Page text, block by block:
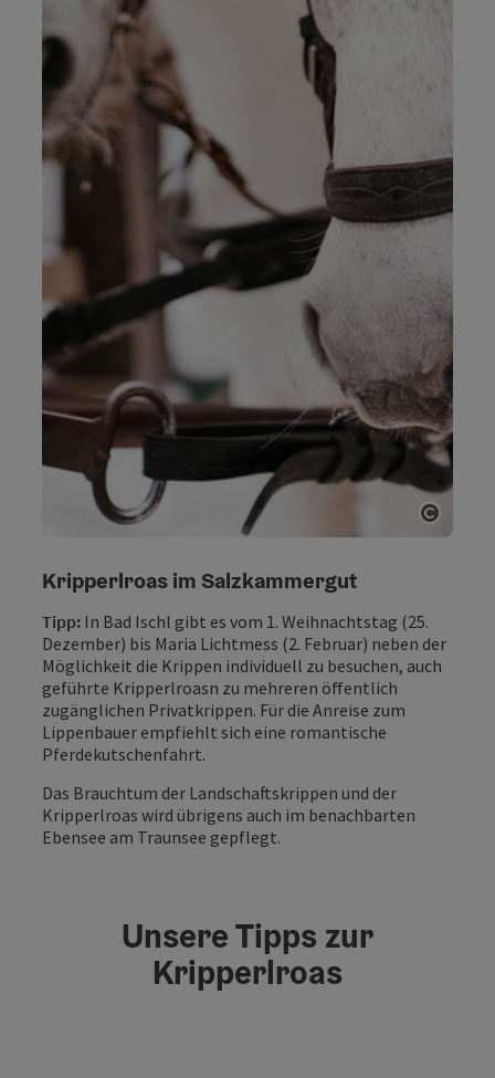
Kripperlroas im Salzkammergut
Tipp: In Bad Ischl gibt es vom 1. Weihnachtstag (25.
Dezember) bis Maria Lichtmess (2. Februar) neben der
Möglichkeit die Krippen individuell zu besuchen, auch
geführte Kripperlroasn zu mehreren öffentlich
zugänglichen Privatkrippen. Für die Anreise zum
Lippenbauer empfiehlt sich eine romantische
Pferdekutschenfahrt.
Das Brauchtum der Landschaftskrippen und der
Kripperlroas wird übrigens auch im benachbarten
Ebensee am Traunsee gepflegt.
Unsere Tipps zur
Kripperlroas